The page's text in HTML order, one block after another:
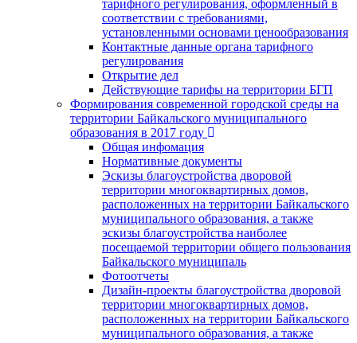
тарифного регулирования, оформленный в
соответствии с требованиями,
установленными основами ценообразования
Контактные данные органа тарифного
регулирования
Открытие дел
Действующие тарифы на территории БГП
Формирования современной городской среды на
территории Байкальского муниципального
образования в 2017 году
Общая инфомация
Нормативные документы
Эскизы благоустройства дворовой
территории многоквартирных домов,
расположенных на территории Байкальского
муниципального образования, а также
эскизы благоустройства наиболее
посещаемой территории общего пользования
Байкальского муниципаль
Фотоотчеты
Дизайн-проекты благоустройства дворовой
территории многоквартирных домов,
расположенных на территории Байкальского
муниципального образования, а также